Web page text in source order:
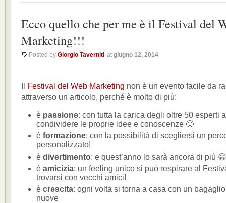
Ecco quello che per me è il Festival del
Marketing!!!
Posted by Giorgio Taverniti at giugno 12, 2014
Festival del Web Marketing non è un evento facile da
attraverso un articolo, perché è molto di più:
è passione: con tutta la carica degli oltre 50 esperti
condividere le proprie idee e conoscenze 🙂
è formazione: con la possibilità di scegliersi un
personalizzato!
è divertimento: e quest’anno lo sarà ancora di più 😀
è amicizia: un feeling unico si può respirare al
trovarsi con vecchi amici!
è crescita: ogni volta si torna a casa con un
nuove